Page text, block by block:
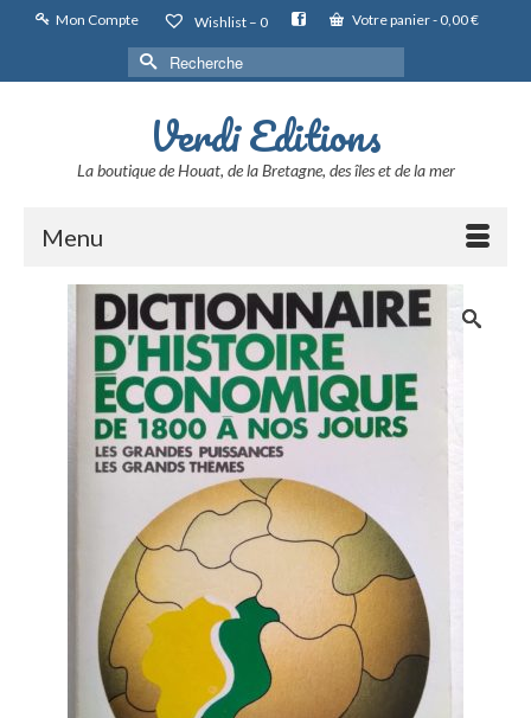
Mon Compte Wishlist – 0 Votre panier- 0,00€
Rechercher :
Verdi Editions
La boutique de Houat, de la Bretagne, des îles et de la mer
Menu